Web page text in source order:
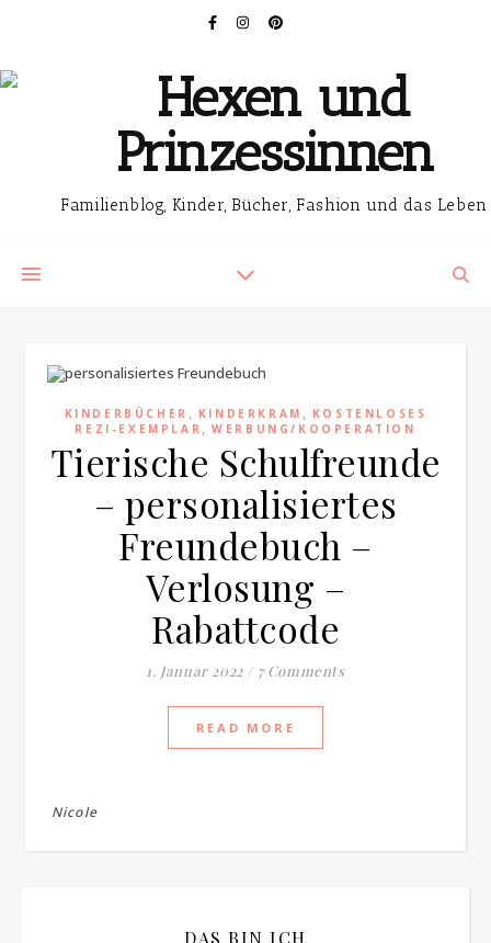
Familienblog, Kinder, Bücher, Fashion und das Leben
KINDERBÜCHER , KINDERKRAM , KOSTENLOSES
REZI-EXEMPLAR ,WERBUNG/KOOPERATION
Tierische Schulfreunde
– personalisiertes
Freundebuch –
Verlosung –
Rabattcode
1. Januar 2022 / 7 Comments
READ MORE
Nicole
DAS BIN ICH